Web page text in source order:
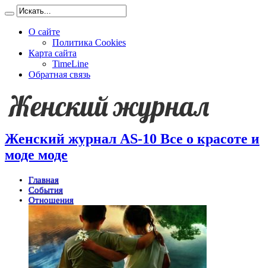
О сайте
Политика Cookies
Карта сайта
TimeLine
Обратная связь
Женский журнал AS-10 Все о красоте и
моде моде
Главная
События
Отношения